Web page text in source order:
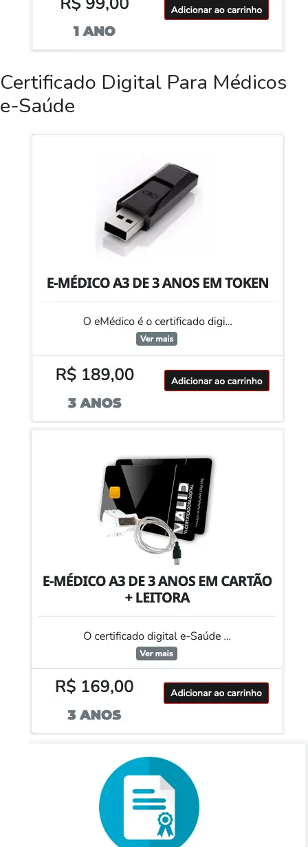
Certificado Digital Para Médicos
e-Saúde